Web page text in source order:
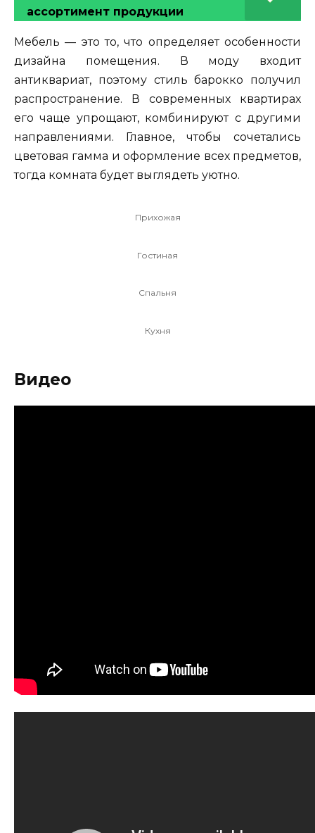
ассортимент продукции
Мебель — это то, что определяет особенности
дизайна помещения. В моду входит
антиквариат, поэтому стиль барокко получил
распространение. В современных квартирах
его чаще упрощают, комбинируют с другими
направлениями. Главное, чтобы сочетались
цветовая гамма и оформление всех предметов,
тогда комната будет выглядеть уютно.
Прихожая
Гостиная
Спальня
Кухня
Видео